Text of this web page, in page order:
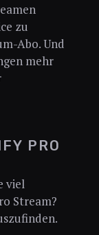
zu
Abo. Und
mehr
PRO
viel
Stream?